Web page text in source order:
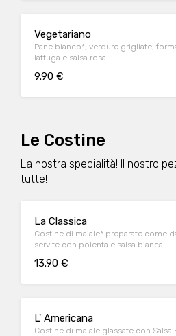
Vegetariano
Pane bianco*, verdure grigliate,
lattuga e salsa rosa
9.90 €
Le Costine
La nostra specialità! Il nostro
tutte!
La Classica
Costine di maiale* preparate come
servite con polenta e salsa bianca
13.90 €
L' Americana
Costine di maiale glassate con